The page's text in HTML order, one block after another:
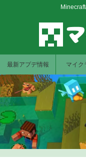
最新アプデ情報 マイク